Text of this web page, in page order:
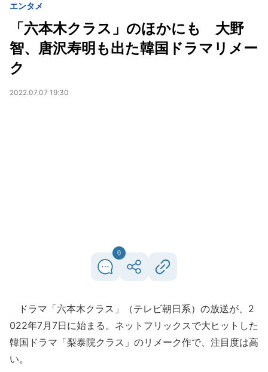
エンタメ
「六本木クラス」のほかにも 大野
智、唐沢寿明も出た韓国ドラマリメー
ク
2022.07.07 19:30
0
ドラマ「六本木クラス」（テレビ朝日系）の放送が、2
022年7月7日に始まる。ネットフリックスで大ヒットした
韓国ドラマ「梨泰院クラス」のリメーク作で、注目度は高
い。